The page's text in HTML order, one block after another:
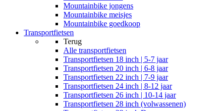
Mountainbike jongens
Mountainbike meisjes
Mountainbike goedkoop
Transportfietsen
Terug
Alle transportfietsen
Transportfietsen 18 inch | 5-7 jaar
Transportfietsen 20 inch | 6-8 jaar
Transportfietsen 22 inch | 7-9 jaar
Transportfietsen 24 inch | 8-12 jaar
Transportfietsen 26 inch | 10-14 jaar
Transportfietsen 28 inch (volwassenen)